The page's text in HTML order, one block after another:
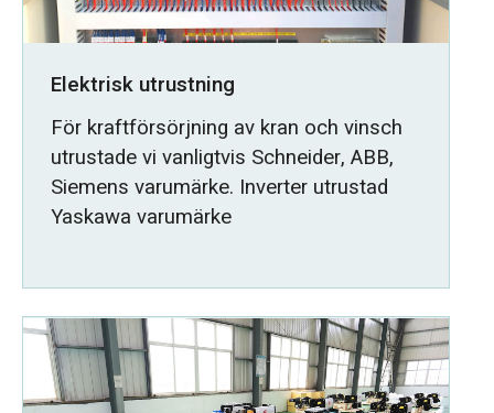
Elektrisk utrustning
För kraftförsörjning av kran och vinsch
utrustade vi vanligtvis Schneider, ABB,
Siemens varumärke. Inverter utrustad
Yaskawa varumärke